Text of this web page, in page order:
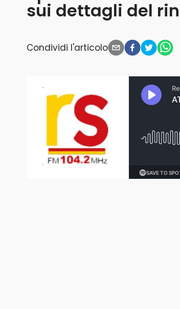
sui dettagli del
Condividi l'articolo